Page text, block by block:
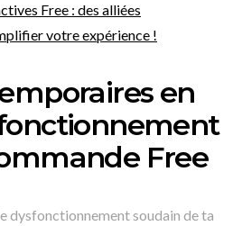
Free : des alliées
votre expérience !
en
Free
dysfonctionnement soudain de ta